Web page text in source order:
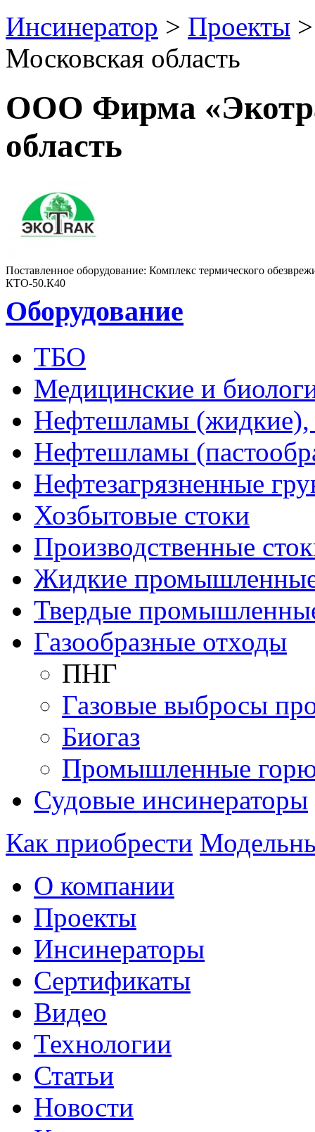
Инсинератор > Проекты
Московская область
ООО Фирма
область
Поставленное оборудование: Комплекс термического
КТО-50.К40
Оборудование
ТБО
Медицинские и
Нефтешламы (жидкие),
Нефтешламы
Нефтезагрязненные
Хозбытовые стоки
Производственные
Жидкие
Твердые
Газообразные отходы
ПНГ
Газовые выбросы
Биогаз
Промышленные
Судовые инсинераторы
Как приобрести
О компании
Проекты
Инсинераторы
Сертификаты
Видео
Технологии
Статьи
Новости